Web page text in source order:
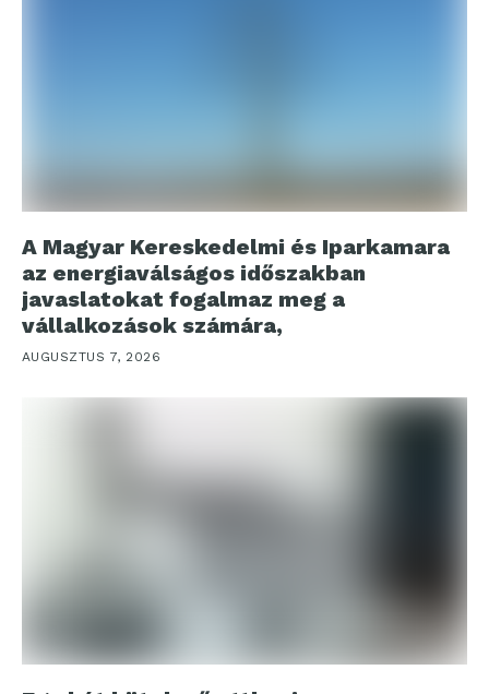
A Magyar Kereskedelmi és Iparkamara
az energiaválságos időszakban
javaslatokat fogalmaz meg a
vállalkozások számára,
AUGUSZTUS 7, 2026